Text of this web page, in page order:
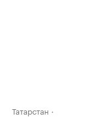
Татарстан